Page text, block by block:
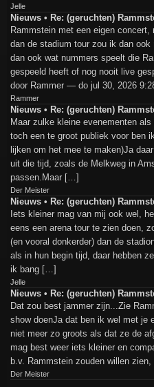
Jelle
Nieuws • Re: (geruchten)
Rammstein met een eigen
dan de stadium tour zou ik dan
dan ook wat nummers speelt die
gespeeld heeft of nog nooit live
door Rammer — do jul 30, 2026
Rammer
Nieuws • Re: (geruchten)
Maar zulke kleine evenementen
toch een te groot publiek voor ben
lijken om het mee te maken)Ja
uit die tijd, zoals de Melkweg in
passen.Maar […]
Der Meister
Nieuws • Re: (geruchten)
Iets kleiner mag van mij ook wel,
eens een arena tour te zien doen,
(en vooral donkerder) dan de
als in hun begin tijd, daar hebben
ik bang […]
Jelle
Nieuws • Re: (geruchten)
Dat zou best jammer zijn...Zie
show doenJa dat ben ik wel met je
niet meer zo groots als dat ze de
mag best weer iets kleiner en
b.v. Rammstein zouden willen
Der Meister